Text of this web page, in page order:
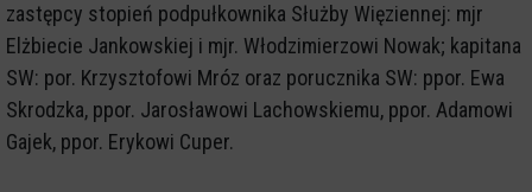
zastępcy stopień podpułkownika Służby Więziennej: mjr
Elżbiecie Jankowskiej i mjr. Włodzimierzowi Nowak; kapitana
SW: por. Krzysztofowi Mróz oraz porucznika SW: ppor. Ewa
Skrodzka, ppor. Jarosławowi Lachowskiemu, ppor. Adamowi
Gajek, ppor. Erykowi Cuper.